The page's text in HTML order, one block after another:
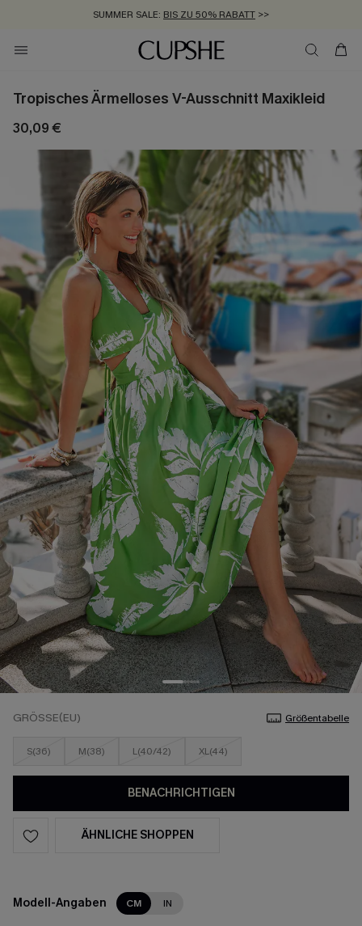
SUMMER SALE: BIS ZU 50% RABATT >>
ZUM NEWSLETTER:BIS ZU -20% EXTRA ERHALTEN
KOSTENLOSER VERSAND AB 89 €
Tropisches Ärmelloses V-Ausschnitt Maxikleid
30,09 €
GRÖSSE(EU) Größentabelle
S(36) M(38) L(40/42) XL(44)
BENACHRICHTIGEN
ÄHNLICHE SHOPPEN
Modell-Angaben CM IN